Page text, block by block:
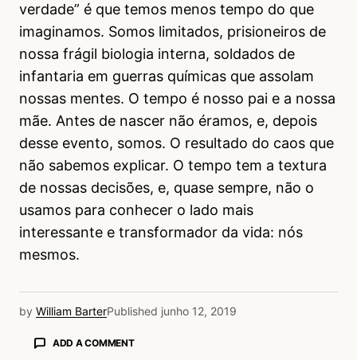
verdade” é que temos menos tempo do que
imaginamos. Somos limitados, prisioneiros de
nossa frágil biologia interna, soldados de
infantaria em guerras químicas que assolam
nossas mentes. O tempo é nosso pai e a nossa
mãe. Antes de nascer não éramos, e, depois
desse evento, somos. O resultado do caos que
não sabemos explicar. O tempo tem a textura
de nossas decisões, e, quase sempre, não o
usamos para conhecer o lado mais
interessante e transformador da vida: nós
mesmos.
by William BarterPublished junho 12, 2019
ADD A COMMENT